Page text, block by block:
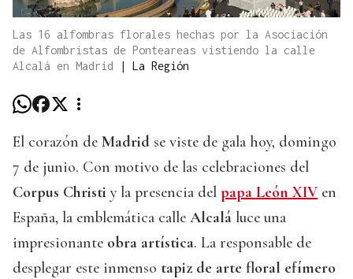
Las 16 alfombras florales hechas por la Asociación
de Alfombristas de Ponteareas vistiendo la calle
Alcalá en Madrid
| La Región
El corazón de Madrid se viste de gala hoy, domingo
7 de junio. Con motivo de las celebraciones del
Corpus Christi y la presencia del papa León XIV en
España, la emblemática calle Alcalá luce una
impresionante obra artística. La responsable de
desplegar este inmenso tapiz de arte floral efímero